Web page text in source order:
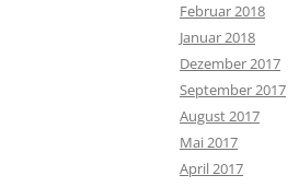
Februar 2018
Januar 2018
Dezember 2017
September 2017
August 2017
Mai 2017
April 2017